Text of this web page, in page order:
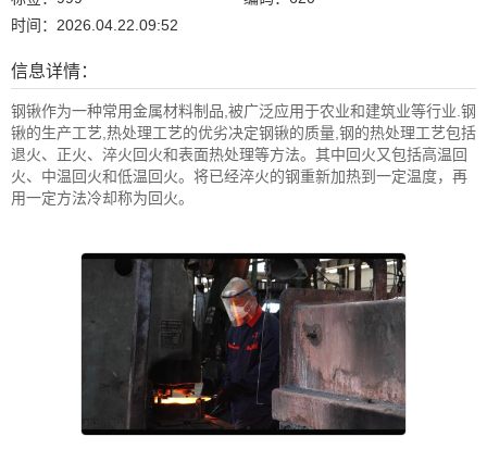
时间：2026.04.22.09:52
信息详情：
钢锹作为一种常用金属材料制品,被广泛应用于农业和建筑业等行业.钢
锹的生产工艺,热处理工艺的优劣决定钢锹的质量,钢的热处理工艺包括
退火、正火、淬火回火和表面热处理等方法。其中回火又包括高温回
火、中温回火和低温回火。将已经淬火的钢重新加热到一定温度，再
用一定方法冷却称为回火。